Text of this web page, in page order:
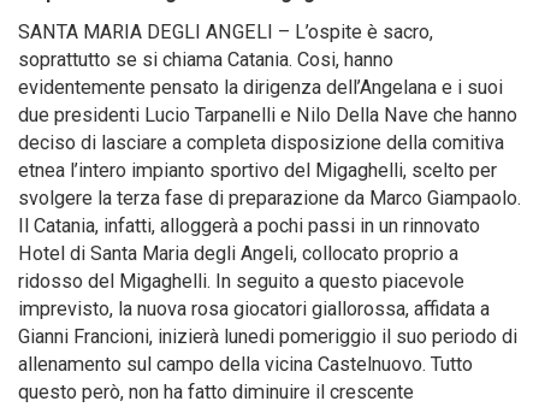
SANTA MARIA DEGLI ANGELI – L’ospite è sacro,
soprattutto se si chiama Catania. Cosi, hanno
evidentemente pensato la dirigenza dell’Angelana e i suoi
due presidenti Lucio Tarpanelli e Nilo Della Nave che hanno
deciso di lasciare a completa disposizione della comitiva
etnea l’intero impianto sportivo del Migaghelli, scelto per
svolgere la terza fase di preparazione da Marco Giampaolo.
Il Catania, infatti, alloggerà a pochi passi in un rinnovato
Hotel di Santa Maria degli Angeli, collocato proprio a
ridosso del Migaghelli. In seguito a questo piacevole
imprevisto, la nuova rosa giocatori giallorossa, affidata a
Gianni Francioni, inizierà lunedi pomeriggio il suo periodo di
allenamento sul campo della vicina Castelnuovo. Tutto
questo però, non ha fatto diminuire il crescente